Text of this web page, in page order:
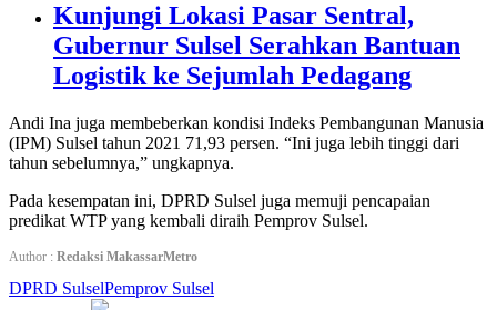
Kunjungi Lokasi Pasar Sentral,
Gubernur Sulsel Serahkan Bantuan
Logistik ke Sejumlah Pedagang
Andi Ina juga membeberkan kondisi Indeks Pembangunan Manusia
(IPM) Sulsel tahun 2021 71,93 persen. “Ini juga lebih tinggi dari
tahun sebelumnya,” ungkapnya.
Pada kesempatan ini, DPRD Sulsel juga memuji pencapaian
predikat WTP yang kembali diraih Pemprov Sulsel.
Author : Redaksi MakassarMetro
DPRD SulselPemprov Sulsel